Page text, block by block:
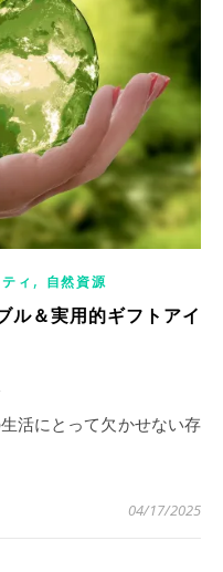
ィ , 自然資源
ル＆実用的ギフトアイ
04/17/2025